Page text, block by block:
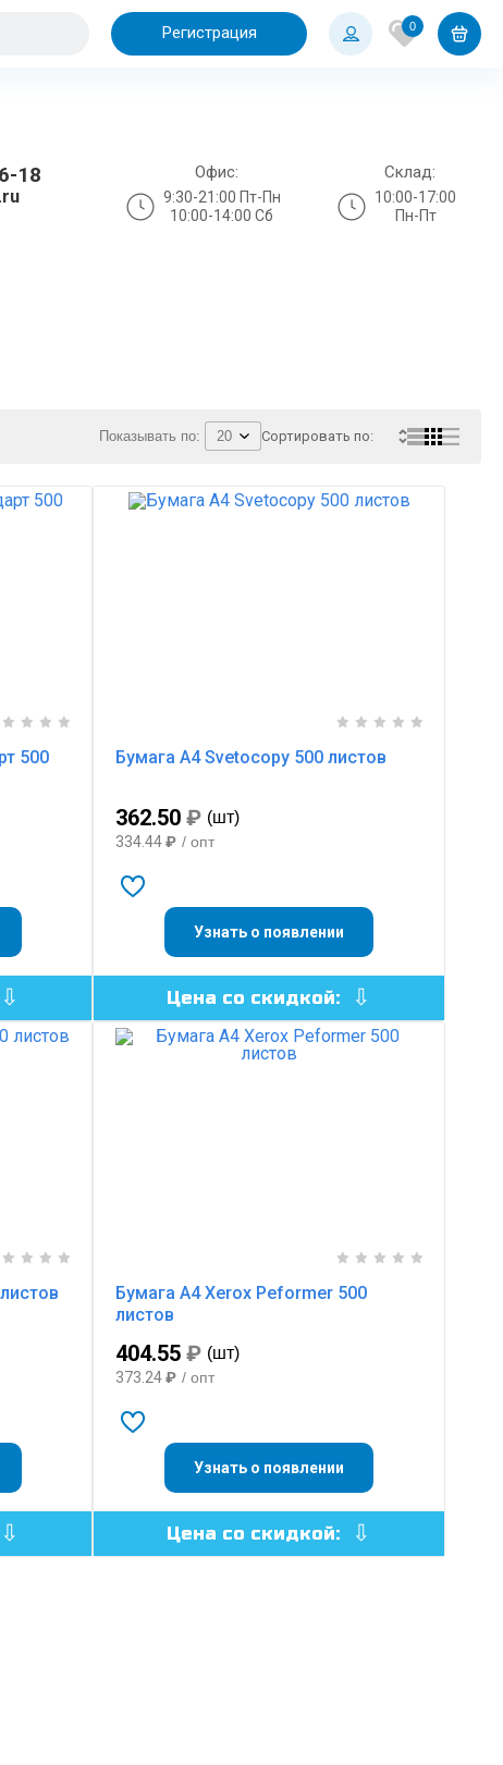
Регистрация 0
18 Офис:
9:30-21:00 Пт-Пн
10:00-14:00 Сб
Склад:
10:00-17:00
Пн-Пт
Показывать по: Сортировать по:
500
Бумага А4 Svetocopy 500 листов
362.50 ₽ (шт)
334.44₽ / опт
Узнать о появлении
Цена со скидкой:
Бумага A4 Xerox Peformer 500
листов
404.55 ₽ (шт)
373.24₽ / опт
Узнать о появлении
Цена со скидкой: